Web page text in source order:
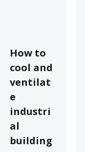
How to
cool and
ventilat
e
industri
al
building